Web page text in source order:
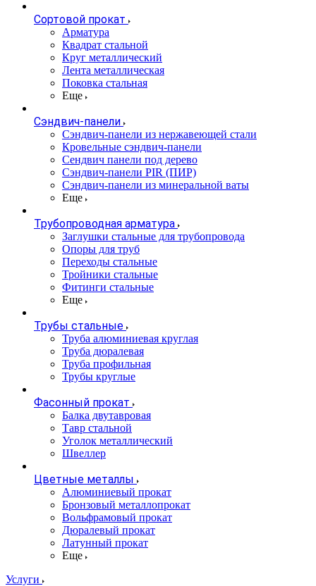
Сортовой прокат
Арматура
Квадрат стальной
Круг металлический
Лента металлическая
Поковка стальная
Еще
Сэндвич-панели
Cэндвич-панели из нержавеющей стали
Кровельные сэндвич-панели
Сендвич панели под дерево
Сэндвич-панели PIR (ПИР)
Сэндвич-панели из минеральной ваты
Еще
Трубопроводная арматура
Заглушки стальные для трубопровода
Опоры для труб
Переходы стальные
Тройники стальные
Фитинги стальные
Еще
Трубы стальные
Труба алюминиевая круглая
Труба дюралевая
Труба профильная
Трубы круглые
Фасонный прокат
Балка двутавровая
Тавр стальной
Уголок металлический
Швеллер
Цветные металлы
Алюминиевый прокат
Бронзовый металлопрокат
Вольфрамовый прокат
Дюралевый прокат
Латунный прокат
Еще
Услуги